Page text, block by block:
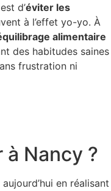
d’éviter les
à l’effet yo-yo. À
alimentaire
des habitudes saines
frustration ni
Nancy ?
en réalisant